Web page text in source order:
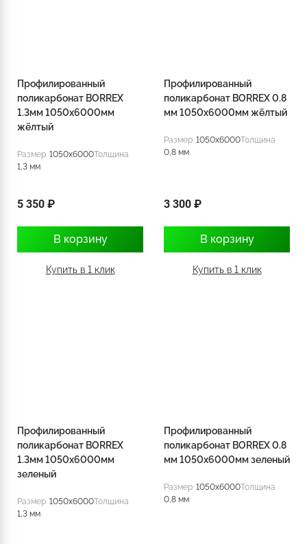
Профилированный
поликарбонат BORREX
1.3мм 1050х6000мм
жёлтый
Размер 1050x6000Толщина
1,3 мм
5 350 ₽
В корзину
Купить в 1 клик
Профилированный
поликарбонат BORREX 0.8
мм 1050х6000мм жёлтый
Размер 1050x6000Толщина
0,8 мм
3 300 ₽
В корзину
Купить в 1 клик
Профилированный
поликарбонат BORREX
1.3мм 1050х6000мм
зеленый
Размер 1050x6000Толщина
1,3 мм
Профилированный
поликарбонат BORREX 0.8
мм 1050х6000мм зеленый
Размер 1050x6000Толщина
0,8 мм